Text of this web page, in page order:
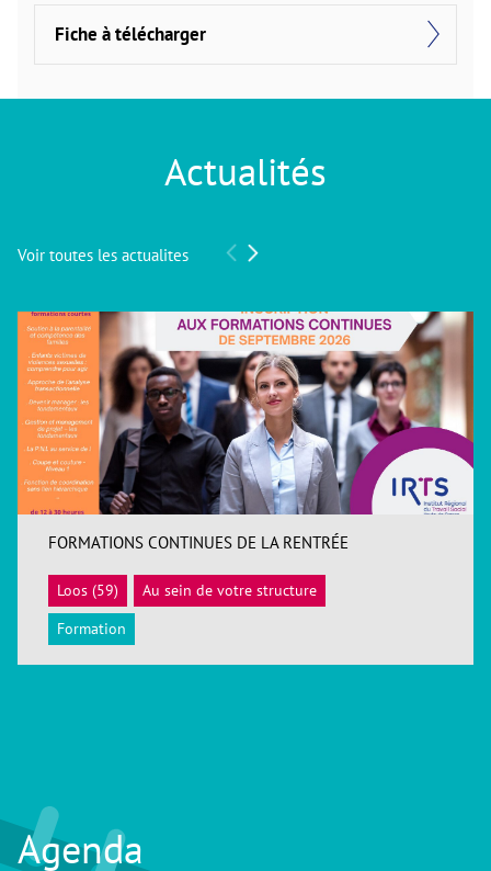
Fiche à télécharger
Actualités
Voir toutes les actualites
ACCÉDER
FORMATIONS CONTINUES DE LA RENTRÉE
Loos (59)
Au sein de votre structure
Formation
Agenda